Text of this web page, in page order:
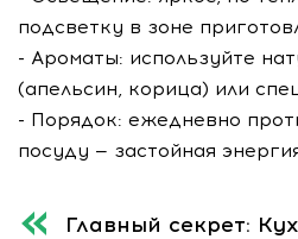
подсветку в зоне
- Ароматы: используйте
(апельсин, корица) или
- Порядок: ежедневно
посуду — застойная
Главный секрет: